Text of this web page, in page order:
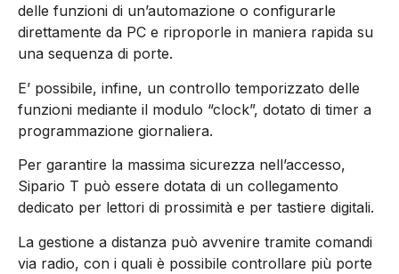
delle funzioni di un’automazione o configurarle
direttamente da PC e riproporle in maniera rapida su
una sequenza di porte.
E’ possibile, infine, un controllo temporizzato delle
funzioni mediante il modulo “clock”, dotato di timer a
programmazione giornaliera.
Per garantire la massima sicurezza nell’accesso,
Sipario T può essere dotata di un collegamento
dedicato per lettori di prossimità e per tastiere digitali.
La gestione a distanza può avvenire tramite comandi
via radio, con i quali è possibile controllare più porte